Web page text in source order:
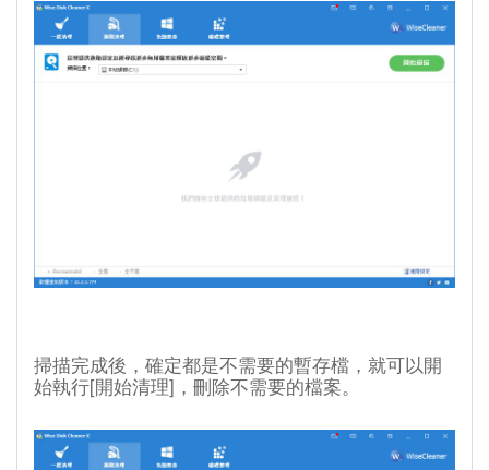
掃描完成後，確定都是不需要的暫存檔，就可以開
始執行[開始清理]，刪除不需要的檔案。